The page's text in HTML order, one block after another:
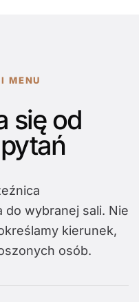
MENU
się od
do wybranej sali. Nie
kierunek,
osób.